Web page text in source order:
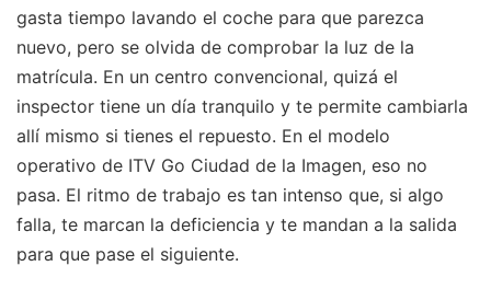
gasta tiempo lavando el coche para que parezca
nuevo, pero se olvida de comprobar la luz de la
matrícula. En un centro convencional, quizá el
inspector tiene un día tranquilo y te permite cambiarla
allí mismo si tienes el repuesto. En el modelo
operativo de ITV Go Ciudad de la Imagen, eso no
pasa. El ritmo de trabajo es tan intenso que, si algo
falla, te marcan la deficiencia y te mandan a la salida
para que pase el siguiente.